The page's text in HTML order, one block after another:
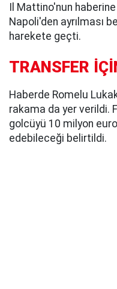
Il Mattino'nun
Napoli'den ayrılması
harekete geçti.
TRANSFER
Haberde Romelu
rakama da yer verildi.
golcüyü 10 milyon
edebileceği belirtildi.